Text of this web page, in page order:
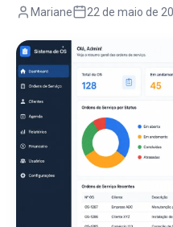
Mariane 22 de maio de